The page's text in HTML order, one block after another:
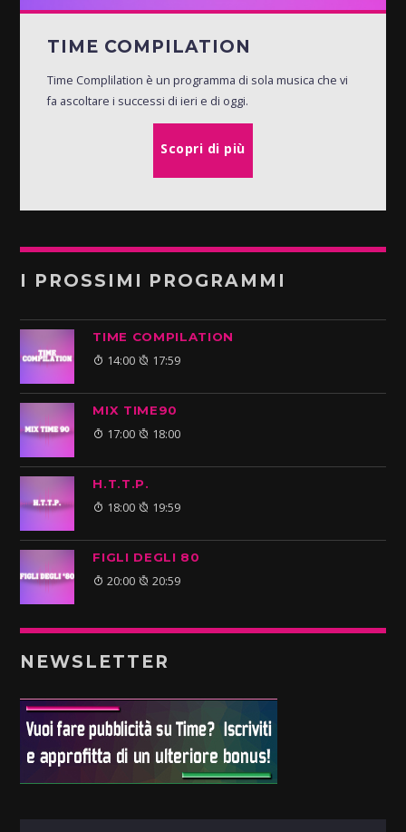
TIME COMPILATION
Time Complilation è un programma di sola musica che vi
fa ascoltare i successi di ieri e di oggi.
Scopri di più
I PROSSIMI PROGRAMMI
TIME COMPILATION
14:00 17:59
MIX TIME90
17:00 18:00
H.T.T.P.
18:00 19:59
FIGLI DEGLI 80
20:00 20:59
NEWSLETTER